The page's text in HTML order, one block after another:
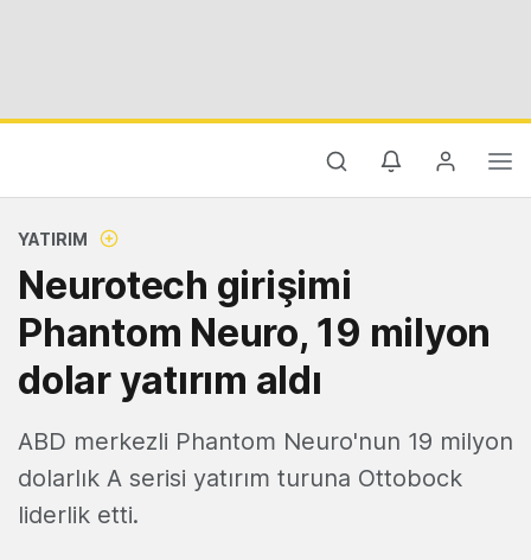
YATIRIM
Neurotech girişimi
Phantom Neuro, 19 milyon
dolar yatırım aldı
ABD merkezli Phantom Neuro'nun 19 milyon
dolarlık A serisi yatırım turuna Ottobock
liderlik etti.